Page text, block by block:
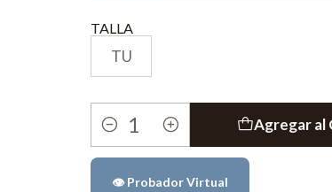
TALLA
TU
Cantidad
Agregar al
👁️ Probador Virtual